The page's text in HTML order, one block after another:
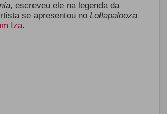
, escreveu ele na legenda da
se apresentou no Lollapalooza
Iza.